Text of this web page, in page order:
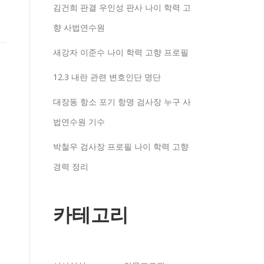
김건희 판결 우인성 판사 나이 학력 고
향 사법연수원
새강자 이준수 나이 학력 고향 프로필
12.3 내란 관련 변호인단 명단
대장동 항소 포기 항명 검사장 누구 사
법연수원 기수
박철우 검사장 프로필 나이 학력 고향
경력 정리
카테고리